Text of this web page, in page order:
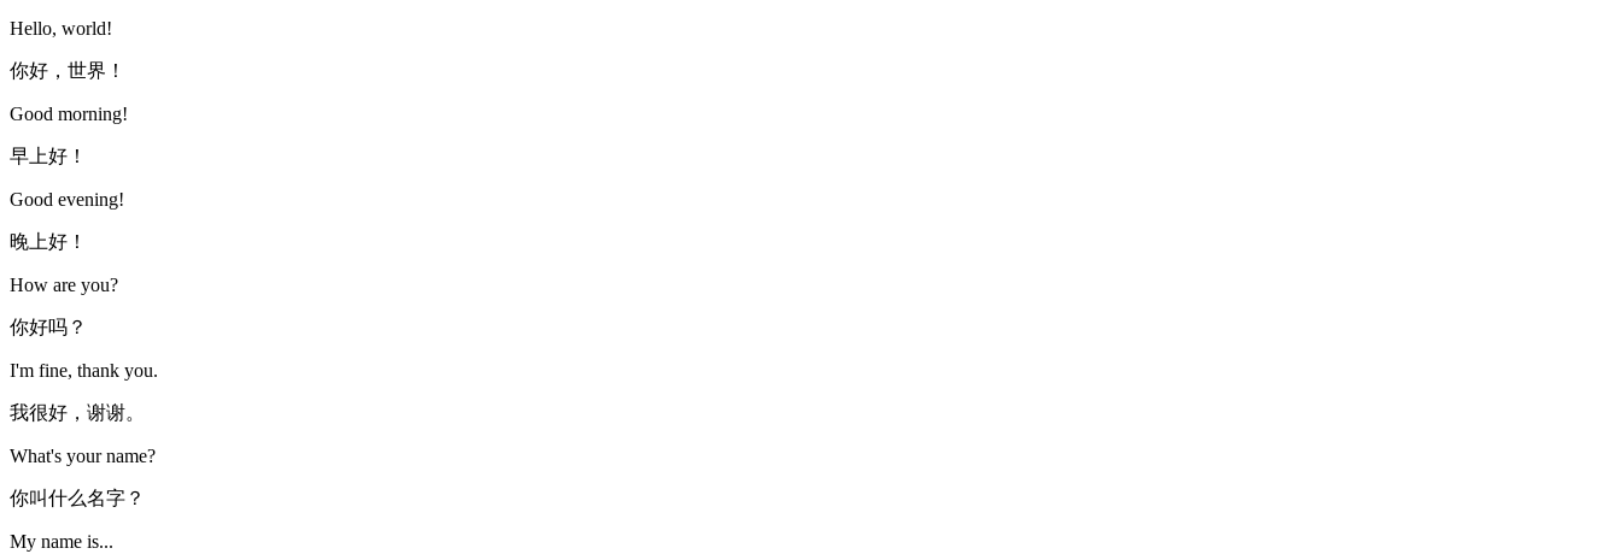
Hello, world!
你好，世界！
Good morning!
早上好！
Good evening!
晚上好！
How are you?
你好吗？
I'm fine, thank you.
我很好，谢谢。
What's your name?
你叫什么名字？
My name is...